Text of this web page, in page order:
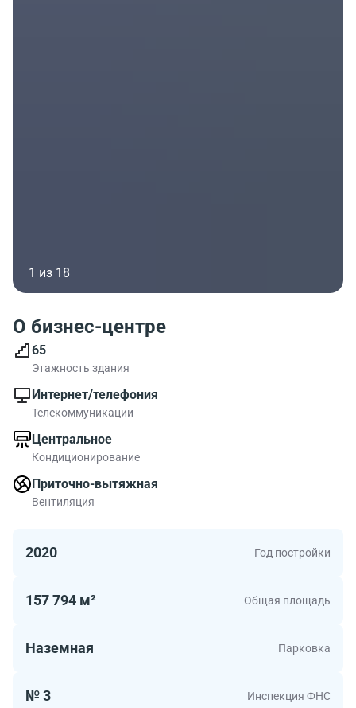
1 из 18
О бизнес-центре
65
Этажность здания
Интернет/телефония
Телекоммуникации
Центральное
Кондиционирование
Приточно-вытяжная
Вентиляция
2020 Год постройки
157 794 м² Общая площадь
Наземная Парковка
№ 3 Инспекция ФНС